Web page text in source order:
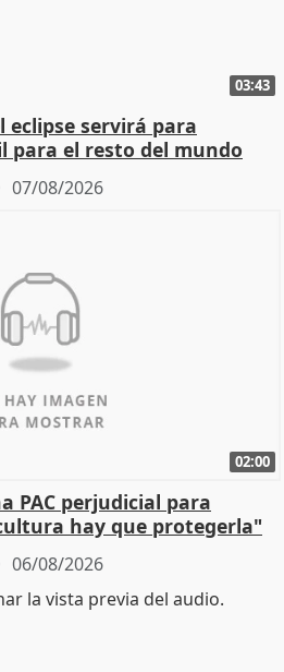
03:43
servirá para
para el resto del mundo
07/08/2026
02:00
PAC perjudicial para
hay que protegerla"
06/08/2026